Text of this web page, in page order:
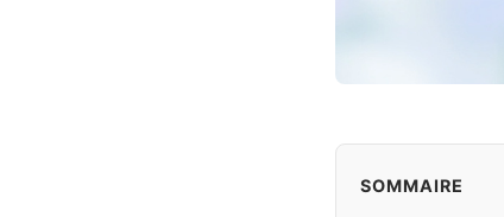
SOMMAIRE